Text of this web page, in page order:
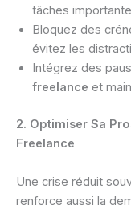
tâches
Bloquez des
évitez les
Intégrez des
freelance et
2. Optimiser Sa
Freelance
Une crise réduit
renforce aussi la